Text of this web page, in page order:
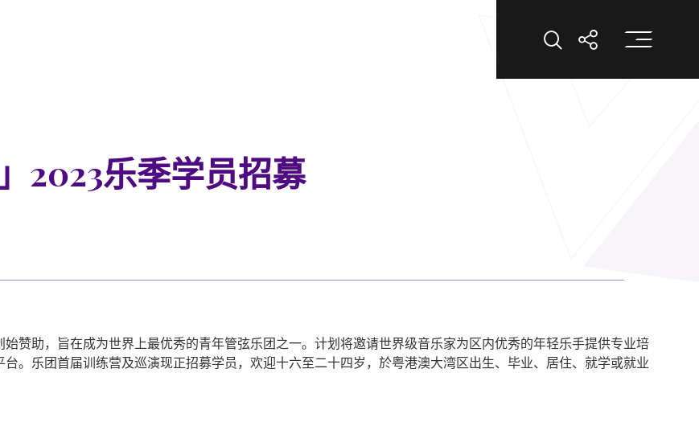
打开搜索打开分享打
2023乐季学员招募
赞助，旨在成为世界上最优秀的青年管弦乐团之一。计划将邀请世界级音乐家为区内优秀的年轻乐手提供专业培
。乐团首届训练营及巡演现正招募学员，欢迎十六至二十四岁，於粤港澳大湾区出生、毕业、居住、就学或就业